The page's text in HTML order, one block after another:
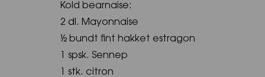
Kold bearnaise:
2 dl. Mayonnaise
½ bundt fint hakket estragon
1 spsk. Sennep
1 stk. citron